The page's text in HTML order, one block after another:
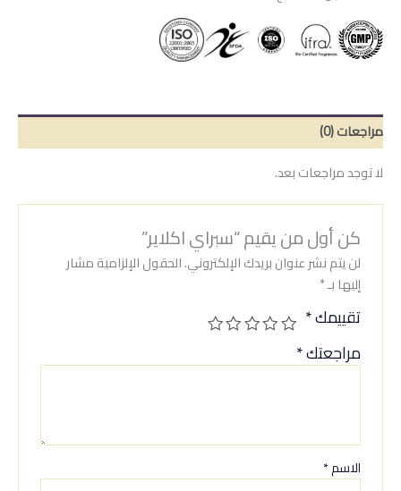
مراجعات (0)
لا توجد مراجعات بعد.
كن أول من يقيم “سبراي اكلاير”
لن يتم نشر عنوان بريدك الإلكتروني.الحقول الإلزامية مشار
إليها بـ*
تقييمك*
مراجعتك*
الاسم*